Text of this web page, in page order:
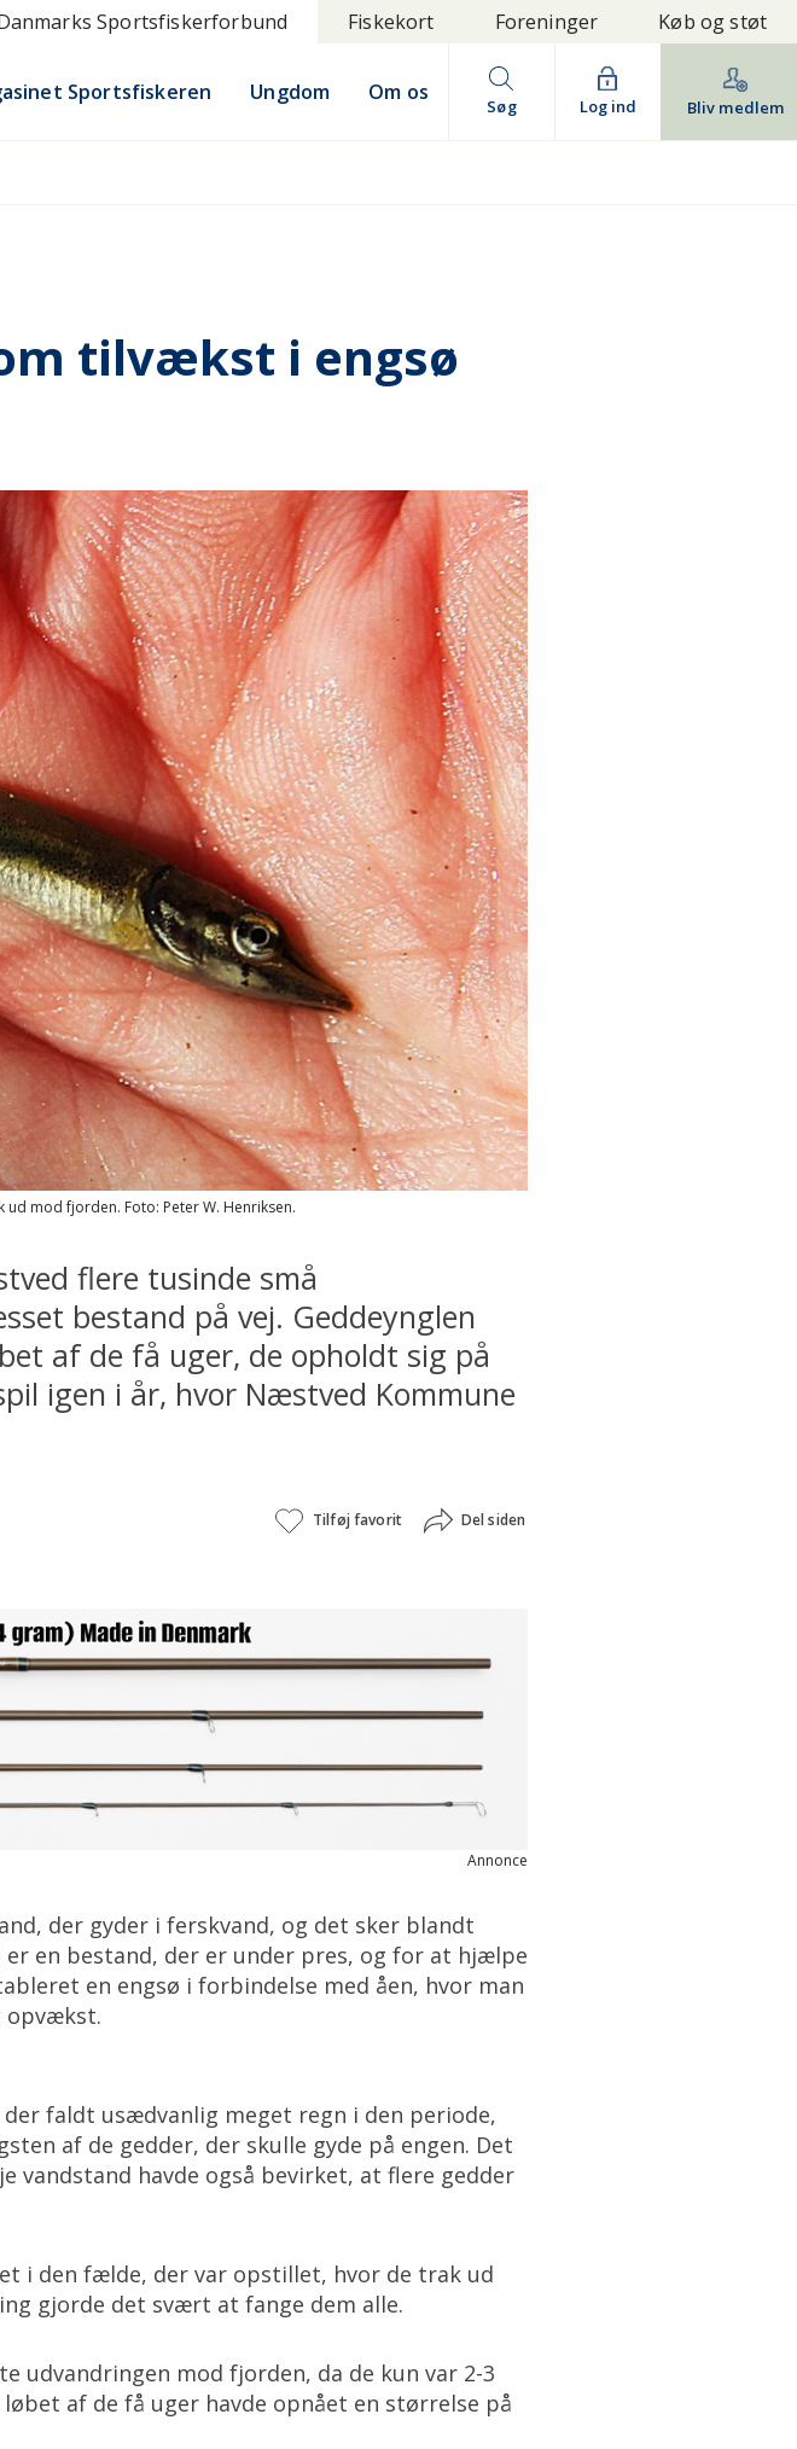
Sportsfiskerforbund Fiskekort Foreninger Køb og støt
Sportsfiskeren Ungdom Om os
Søg Log ind Bliv medlem
tilvækst i engsø
ud mod fjorden. Foto: Peter W. Henriksen.
flere tusinde små
bestand på vej. Geddeynglen
af de få uger, de opholdt sig på
igen i år, hvor Næstved Kommune
Tilføj favorit Del siden
Annonce
der gyder i ferskvand, og det sker blandt
en bestand, der er under pres, og for at hjælpe
en engsø i forbindelse med åen, hvor man
opvækst.
faldt usædvanlig meget regn i den periode,
af de gedder, der skulle gyde på engen. Det
vandstand havde også bevirket, at flere gedder
i den fælde, der var opstillet, hvor de trak ud
gjorde det svært at fange dem alle.
udvandringen mod fjorden, da de kun var 2-3
af de få uger havde opnået en størrelse på